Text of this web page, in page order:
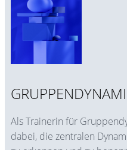
Als Trainerin für
dabei, die zentralen